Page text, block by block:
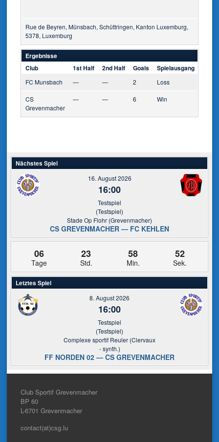
Rue de Beyren, Münsbach, Schüttringen, Kanton Luxemburg,
5378, Luxemburg
Ergebnisse
Club
1st Half 2nd Half Goals Spielausgang
FC Munsbach — — 2 Loss
CS
Grevenmacher
— — 6 Win
Nächstes Spiel
16. August 2026
16:00
Testspiel
(Testspiel)
Stade Op Flohr (Grevenmacher)
CS GREVENMACHER — FC KEHLEN
06
Tage
23
Std.
58
Min.
51
Sek.
Letztes Spiel
8. August 2026
16:00
Testspiel
(Testspiel)
Complexe sportif Reuler (Clervaux
- synth.)
FF NORDEN 02 — CS GREVENMACHER
Club Sportif Grevenmacher
BP 60
L-6701 Grevenmacher
contact(at)csg.lu